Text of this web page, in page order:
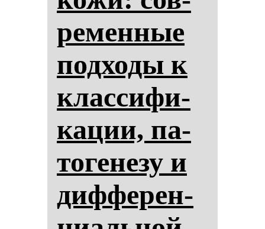
ре­мен­ные
под­хо­ды к
клас­си­фи­
ка­ции, па­
то­ге­не­зу и
диф­фе­рен­